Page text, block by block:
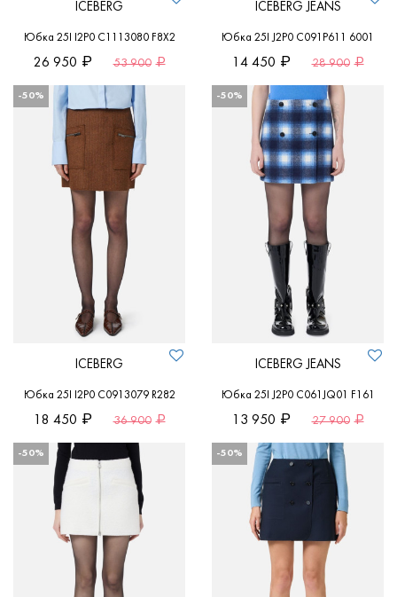
ICEBERG
Юбка 25I I2P0 C1113080 F8X2
26 950 53 900
ICEBERG JEANS
Юбка 25I J2P0 C091P611 6001
14 450 28 900
-50%
ICEBERG
Юбка 25I I2P0 C0913079 R282
18 450 36 900
-50%
ICEBERG JEANS
Юбка 25I J2P0 C061JQ01 F161
13 950 27 900
-50% -50%